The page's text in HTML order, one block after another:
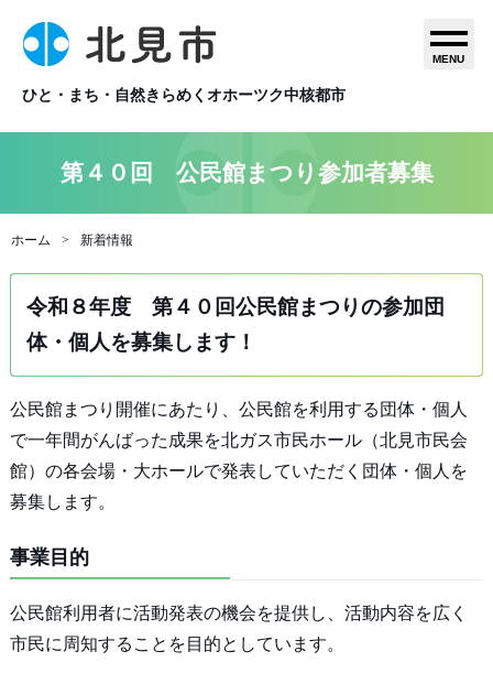
ひと・まち・自然きらめくオホーツク中核都市
MENU
第４０回 公民館まつり参加者募集
ホーム 新着情報
令和８年度 第４０回公民館まつりの参加団
体・個人を募集します！
公民館まつり開催にあたり、公民館を利用する団体・個人
で一年間がんばった成果を北ガス市民ホール（北見市民会
館）の各会場・大ホールで発表していただく団体・個人を
募集します。
事業目的
公民館利用者に活動発表の機会を提供し、活動内容を広く
市民に周知することを目的としています。